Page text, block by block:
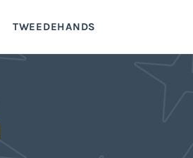
TWEEDEHANDS